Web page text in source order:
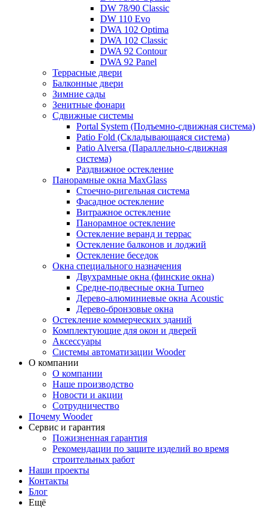
DW 78/90 Classic
DW 110 Evo
DWA 102 Optima
DWA 102 Classic
DWA 92 Contour
DWA 92 Panel
Террасные двери
Балконные двери
Зимние сады
Зенитные фонари
Сдвижные системы
Portal System (Подъемно-сдвижная система)
Patio Fold (Складывающаяся система)
Patio Alversa (Параллельно-сдвижная
система)
Раздвижное остекление
Панорамные окна MaxGlass
Стоечно-ригельная система
Фасадное остекление
Витражное остекление
Панорамное остекление
Остекление веранд и террас
Остекление балконов и лоджий
Остекление беседок
Окна специального назначения
Двухрамные окна (финские окна)
Средне-подвесные окна Turneo
Дерево-алюминиевые окна Acoustic
Дерево-бронзовые окна
Остекление коммерческих зданий
Комплектующие для окон и дверей
Аксессуары
Системы автоматизации Wooder
О компании
О компании
Наше производство
Новости и акции
Сотрудничество
Почему Wooder
Сервис и гарантия
Пожизненная гарантия
Рекомендации по защите изделий во время
строительных работ
Наши проекты
Контакты
Блог
Ещё